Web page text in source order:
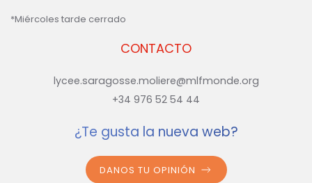
CONTACTO
lycee.saragosse.moliere@mlfmonde.org
+34 976 52 54 44
*Miércoles tarde cerrado
¿Te gusta la nueva web?
DANOS TU OPINIÓN